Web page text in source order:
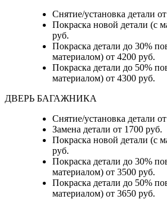
Снятие/установка детали
Покраска новой детали (с
руб.
Покраска детали до 30%
материалом) от 4200 руб.
Покраска детали до 50%
материалом) от 4300 руб.
ДВЕРЬ БАГАЖНИКА
Снятие/установка детали
Замена детали от 1700 руб.
Покраска новой детали (с
руб.
Покраска детали до 30%
материалом) от 3500 руб.
Покраска детали до 50%
материалом) от 3650 руб.